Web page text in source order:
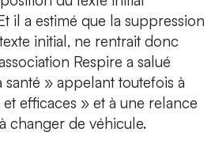
il a estimé que la suppression
initial, ne rentrait donc
Respire a salué
» appelant toutefois à
efficaces » et à une relance
changer de véhicule.